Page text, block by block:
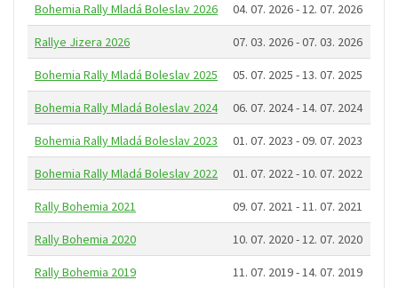
Bohemia Rally Mladá Boleslav 2026 04. 07. 2026 - 12. 07. 2026
Rallye Jizera 2026 07. 03. 2026 - 07. 03. 2026
Bohemia Rally Mladá Boleslav 2025 05. 07. 2025 - 13. 07. 2025
Bohemia Rally Mladá Boleslav 2024 06. 07. 2024 - 14. 07. 2024
Bohemia Rally Mladá Boleslav 2023 01. 07. 2023 - 09. 07. 2023
Bohemia Rally Mladá Boleslav 2022 01. 07. 2022 - 10. 07. 2022
Rally Bohemia 2021 09. 07. 2021 - 11. 07. 2021
Rally Bohemia 2020 10. 07. 2020 - 12. 07. 2020
Rally Bohemia 2019 11. 07. 2019 - 14. 07. 2019